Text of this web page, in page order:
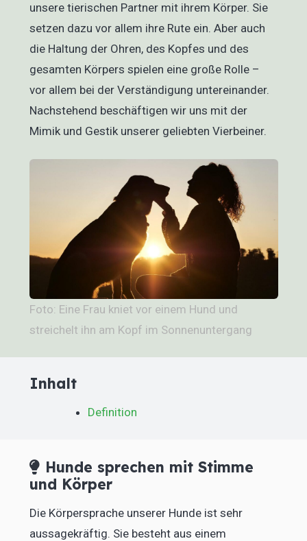
unsere tierischen Partner mit ihrem Körper. Sie
setzen dazu vor allem ihre Rute ein. Aber auch
die Haltung der Ohren, des Kopfes und des
gesamten Körpers spielen eine große Rolle –
vor allem bei der Verständigung untereinander.
Nachstehend beschäftigen wir uns mit der
Mimik und Gestik unserer geliebten Vierbeiner.
Foto: Eine Frau kniet vor einem Hund und
streichelt ihn am Kopf im Sonnenuntergang
Inhalt
Definition
Hunde sprechen mit Stimme
und Körper
Die Körpersprache unserer Hunde ist sehr
aussagekräftig. Sie besteht aus einem